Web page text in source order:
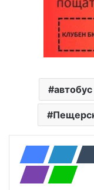
автобус